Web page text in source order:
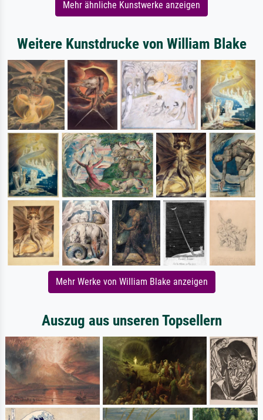
Mehr ähnliche Kunstwerke anzeigen
Weitere Kunstdrucke von William Blake
Mehr Werke von William Blake anzeigen
Auszug aus unseren Topsellern